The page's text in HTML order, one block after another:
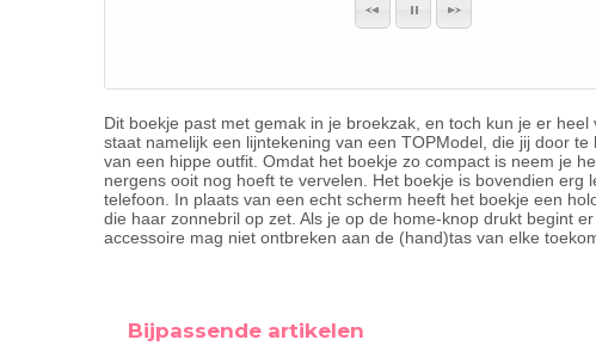
Dit boekje past met gemak in je broekzak, en toch kun je er
staat namelijk een lijntekening van een TOPModel, die jij door
van een hippe outfit. Omdat het boekje zo compact is neem je
nergens ooit nog hoeft te vervelen. Het boekje is bovendien erg
telefoon. In plaats van een echt scherm heeft het boekje een
die haar zonnebril op zet. Als je op de home-knop drukt begint
accessoire mag niet ontbreken aan de (hand)tas van elke
Bijpassende artikelen